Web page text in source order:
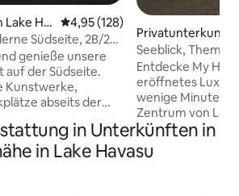
Ha
Durchschnittliche Bewertung:
4,95 (128)
Südseite, 2B/2B
genieße unsere
der Südseite.
Kunstwerke,
abseits der
schönem Weber-
nach einem Tag
Hinterhof.
Privatunterkunft
vasu City
Seeblick,
Betten,
Entdecke My
eröffnetes
wenige Minuten
Zentrum von
Genieße einen
Seeblick,
Schlafzimmer
in Unterkünften in
in Lake Havasu